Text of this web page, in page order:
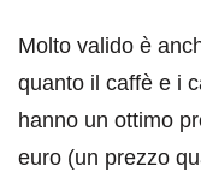
Molto valido è
quanto il caffè e i
hanno un ottimo
euro (un prezzo